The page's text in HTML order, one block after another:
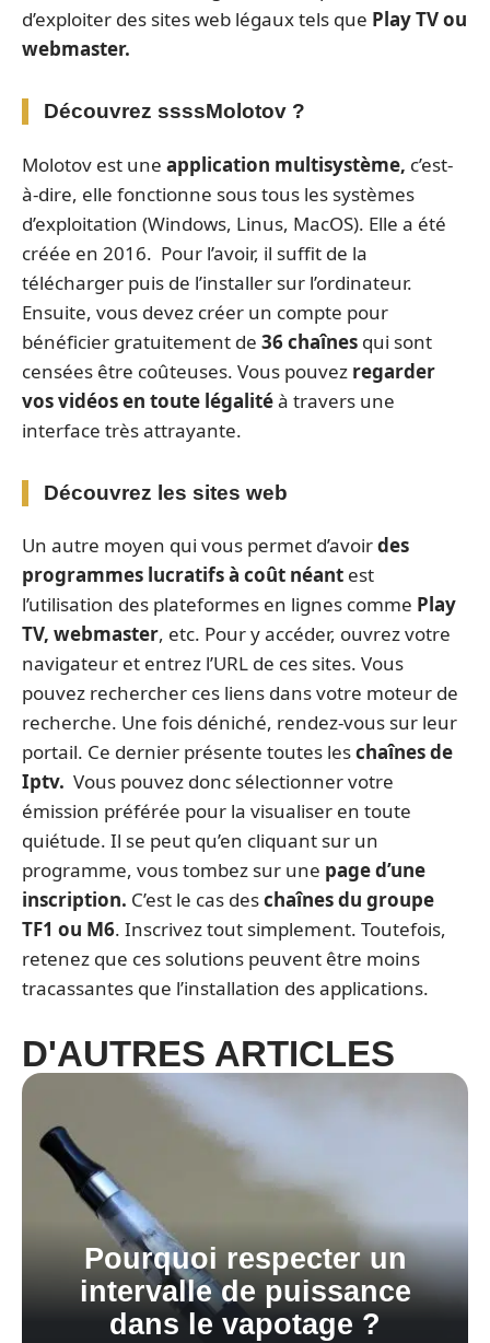
d’exploiter des sites web légaux tels que Play TV ou
webmaster.
Découvrez ssssMolotov ?
Molotov est une application multisystème, c’est-
à-dire, elle fonctionne sous tous les systèmes
d’exploitation (Windows, Linus, MacOS). Elle a été
créée en 2016. Pour l’avoir, il suffit de la
télécharger puis de l’installer sur l’ordinateur.
Ensuite, vous devez créer un compte pour
bénéficier gratuitement de 36 chaînes qui sont
censées être coûteuses. Vous pouvez regarder
vos vidéos en toute légalitéà travers une
interface très attrayante.
Découvrez les sites web
Un autre moyen qui vous permet d’avoirdes
programmes lucratifs à coût néant est
l’utilisation des plateformes en lignes comme Play
TV, webmaster, etc. Pour y accéder, ouvrez votre
navigateur et entrez l’URL de ces sites. Vous
pouvez rechercher ces liens dans votre moteur de
recherche. Une fois déniché, rendez-vous sur leur
portail. Ce dernier présente toutes leschaînes de
Iptv. Vous pouvez donc sélectionner votre
émission préférée pour la visualiser en toute
quiétude. Il se peut qu’en cliquant sur un
programme, vous tombez sur une page d’une
inscription. C’est le cas deschaînes du groupe
TF1 ou M6. Inscrivez tout simplement. Toutefois,
retenez que ces solutions peuvent être moins
tracassantes que l’installation des applications.
D'AUTRES ARTICLES
Pourquoi respecter un
intervalle de puissance
dans le vapotage ?